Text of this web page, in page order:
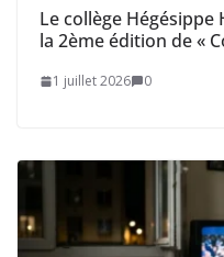
Le collège
la 2ème édition de «
1 juillet 2026 0